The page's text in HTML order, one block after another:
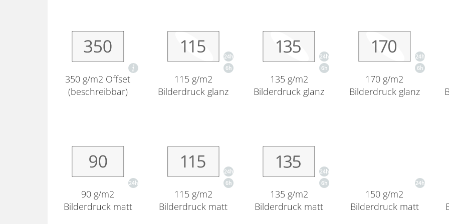
350 g/m2 Offset
(beschreibbar)
115 g/m2
Bilderdruck glanz
135 g/m2
Bilderdruck glanz
170 g/m2
Bilderdruck glanz
90 g/m2
Bilderdruck matt
115 g/m2
Bilderdruck matt
135 g/m2
Bilderdruck matt
150 g/m2
Bilderdruck matt